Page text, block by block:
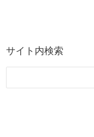
サイト内検索